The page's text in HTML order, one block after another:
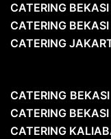
CATERING
CATERING
CATERING
CATERING BEKASI
CATERING
CATERING